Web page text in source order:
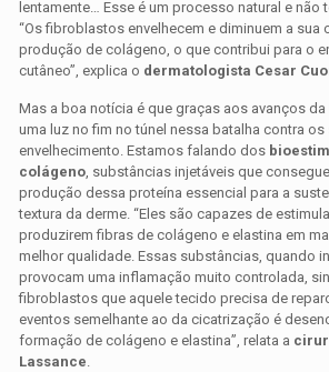
lentamente… Esse é um processo natural e não
“Os fibroblastos envelhecem e diminuem a sua
produção de colágeno, o que contribui para o
cutâneo”, explica o dermatologista Cesar
Mas a boa notícia é que graças aos avanços
uma luz no fim no túnel nessa batalha contra os
envelhecimento. Estamos falando dos
colágeno, substâncias injetáveis que
produção dessa proteína essencial para a
textura da derme. “Eles são capazes de
produzirem fibras de colágeno e elastina em
melhor qualidade. Essas substâncias, quando
provocam uma inflamação muito controlada,
fibroblastos que aquele tecido precisa de
eventos semelhante ao da cicatrização é
formação de colágeno e elastina”, relata a
Lassance.